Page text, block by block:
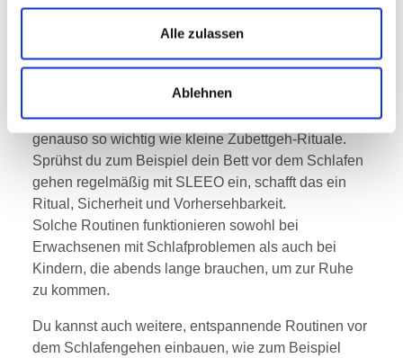
gesammelt haben.
Alle zulassen
Ablehnen
Eine gute Schlafroutine beginnt bereits am Tag und
endet mit einem Einschlafritual.
Sinn, einer einfachen Routine vor allem am Abend
Regelmäßige Essens- und Schlafenszeiten sind
genauso so wichtig wie kleine Zubettgeh-Rituale.
Sprühst du zum Beispiel dein Bett vor dem Schlafen
gehen regelmäßig mit SLEEO ein, schafft das ein
Ritual, Sicherheit und Vorhersehbarkeit.
Solche Routinen funktionieren sowohl bei
Erwachsenen mit Schlafproblemen als auch bei
Kindern, die abends lange brauchen, um zur Ruhe
zu kommen.
Du kannst auch weitere, entspannende Routinen vor
dem Schlafengehen einbauen, wie zum Beispiel